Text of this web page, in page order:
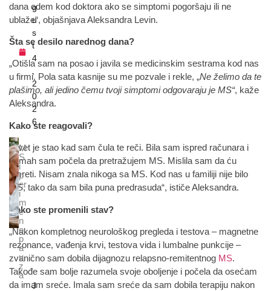
dana odem kod doktora ako se simptomi pogoršaju ili ne
ublaže“, objašnjava Aleksandra Levin.
Šta se desilo narednog dana?
„Otišla sam na posao i javila se medicinskim sestrama kod nas
u firmi. Pola sata kasnije su me pozvale i rekle, „Ne želimo da te
plašimo, ali jedino čemu tvoji simptomi odgovaraju je MS“, kaže
Aleksandra.
Kako ste reagovali?
„Svet je stao kad sam čula te reči. Bila sam ispred računara i
odmah sam počela da pretražujem MS. Mislila sam da ću
umreti. Nisam znala nikoga sa MS. Kod nas u familiji nije bilo
MS, tako da sam bila puna predrasuda“, ističe Aleksandra.
Kako ste promenili stav?
„Nakon kompletnog neurološkog pregleda i testova – magnetne
rezonance, vađenja krvi, testova vida i lumbalne punkcije –
zvanično sam dobila dijagnozu relapsno-remitentnog MS.
Takođe sam bolje razumela svoje oboljenje i počela da osećam
da imam sreće. Imala sam sreće da sam dobila terapiju nakon
g
u
s
t
4
2
0
2
6
M
S
i
p
er
i
m
e
n
o
p
a
u
z
a
J